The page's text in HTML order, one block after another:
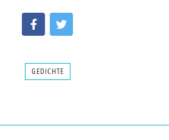
GEDICHTE